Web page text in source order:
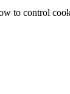
to control